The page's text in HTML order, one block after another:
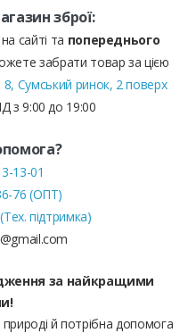
зброї:
сайті та попереднього
забрати товар за цією
8, Сумський ринок, 2 поверх
з 9:00 до 19:00
13-01
76 (ОПТ)
підтримка)
за найкращими
й потрібна допомога